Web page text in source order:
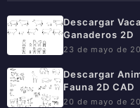
Descargar
Ganaderos 2D
23 de mayo de
Descargar
Fauna 2D CAD
20 de mayo de